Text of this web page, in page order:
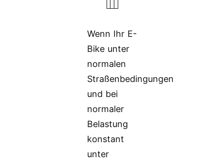
Wenn Ihr E-
Bike unter
normalen
Straßenbedingungen
und bei
normaler
Belastung
konstant
unter